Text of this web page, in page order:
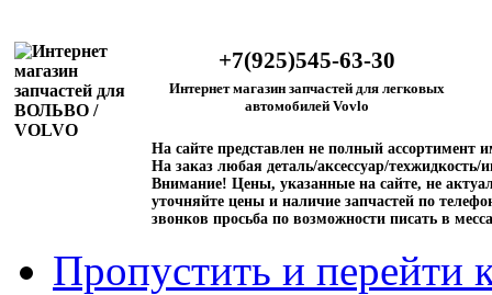
+7(925)545-63-30
Интернет магазин запчастей для легковых
автомобилей Vovlo
На сайте представлен не полный ассортимент
На заказ любая деталь/аксессуар/техжидкость/
Внимание! Цены, указанные на сайте, не
уточняйте цены и наличие запчастей по
звонков просьба по возможности писать в
Пропустить и перейти